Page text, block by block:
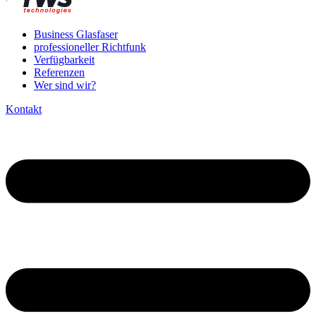
Business Glasfaser
professioneller Richtfunk
Verfügbarkeit
Referenzen
Wer sind wir?
Kontakt